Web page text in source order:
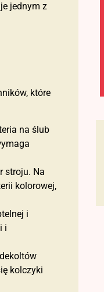
jednym z
które
na ślub
stroju. Na
kolorowej,
i
i
kolczyki